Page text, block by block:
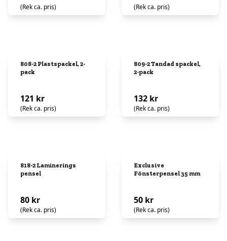
(Rek ca. pris) (Rek ca. pris)
808-2 Plastspackel, 2-
pack
121 kr
(Rek ca. pris)
809-2 Tandad spackel,
2-pack
132 kr
(Rek ca. pris)
818-2 Laminerings
pensel
80 kr
(Rek ca. pris)
Exclusive
Fönsterpensel 35 mm
50 kr
(Rek ca. pris)